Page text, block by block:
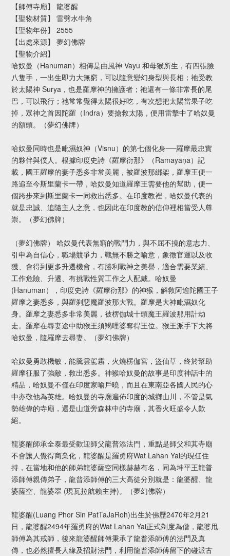
【師傅寺廟】 龍婆醒
【聖物材質】 雷劈水牛角
【聖物年份】 2555
【出處來源】 夢幻佛牌
【聖物介紹】
哈奴曼（Hanuman）相傳是由風神 Vayu 和母猴所生，有四張臉
八隻手，一出生即力大無窮，可以隨意變幻身型與長相；祂受教
於太陽神 Surya，也是羅摩神的擁護者；祂還有一條非常長的尾
巴，可以飛行；祂常常覺得太陽很好吃，有次想把太陽當果子吃
掉，眾神之首因陀羅（Indra）要搶救太陽，便用雷擊中了哈奴曼
的額頭。（夢幻佛牌）
哈奴曼同時也是毗濕奴神（Visnu）的第七個化身──羅摩最忠實
的夥伴與僕人。根據印度史詩《羅摩衍那》（Ramayaṇa）記
載，國王羅摩的妻子悉多非常美麗，被羅波那綁架，羅摩王便一
路追至今斯里蘭卡一帶，哈奴曼知道羅摩王需要他的幫助，便一
個跨步來到斯里蘭卡一同救出悉多。在印度教裡，哈奴曼代表的
就是忠誠、追隨主人之意，也因此在印度教的信仰裡相當受人尊
崇。（夢幻佛牌）
（夢幻佛牌） 哈奴曼代表無窮的戰鬥力，與不屈不撓的意志力、
引申為自信心，職場競爭力，戰無不勝之喻意，象徵官運以及收
獲、會得到更多升遷機會，有勝利戰神之美譽，適合需要業績、
工作危險、升遷、有挑戰性質工作之人配戴。哈奴曼
(Hanuman），印度史詩《羅摩衍那》的神猴，解救阿逾陀國王子
羅摩之妻悉多，與羅刹惡魔羅波那大戰。羅摩是大神毗濕奴化
身。羅摩之妻悉多非常美麗，被楞伽城十頭魔王羅波那用計劫
走。羅摩在尋妻途中助猴王須羯哩婆奪得王位。猴王派手下大將
哈奴曼，隨羅摩去尋妻。（夢幻佛牌）
哈奴曼勇敢機敏，能騰雲駕霧，火燒楞伽宮，盜仙草，終於幫助
羅摩征服了強敵，救出悉多。神猴哈奴曼的故事是印度神話中的
精品，哈奴曼不僅在印度家喻戶曉，而且在東南亞各國人民的心
中亦敬他為英雄。哈奴曼的寺廟遍佈印度的城鄉山川，不管是氣
勢雄偉的寺廟，還是山道旁森林中的寺廟，其香火旺盛令人歎
絕。
龍婆醒師承全泰最受歡迎師父龍普添法門，重點是師父和其寺廟
不會讓人覺得商業化，龍婆醒是羅勇府Wat Lahan Yai的現任住
持，在當地和他的師弟龍婆薩空同樣赫赫有名，同為坤平王龍普
添師傅親傳弟子，龍普添師傅的三大高徒分別就是：龍婆醒、龍
婆薩空、龍婆翠 (現瓦拉航賴主持)。（夢幻佛牌）
龍婆醒(Luang Phor Sin PatTaJaRoh)出生於佛歷2470年2月21
日，龍婆醒2494年羅勇府的Wat Lahan Yai正式剃度為僧，龍婆甩
師傅為其戒師，後來龍婆醒師傅秉承了龍普添師傅的法門及真
傳，也必然擅長人緣及招財法門，利用龍普添師傅留下的碰派古